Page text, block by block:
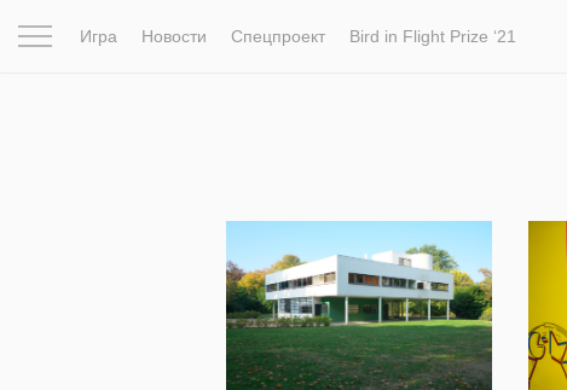
Игра Новости Спецпроект Bird in Flight Prize ‘21
11 716